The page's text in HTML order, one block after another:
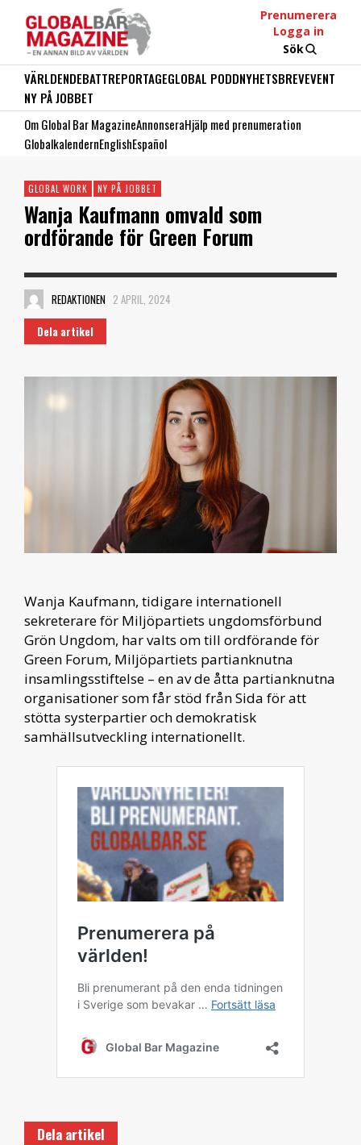
Prenumerera
Logga in
Sök
VÄRLDENDEBATTREPORTAGEGLOBAL PODDNYHETSBREVEVENT
NY PÅ JOBBET
Om Global Bar MagazineAnnonseraHjälp med prenumeration
GlobalkalendernEnglishEspañol
GLOBAL WORK NY PÅ JOBBET
Wanja Kaufmann omvald som
ordförande för Green Forum
REDAKTIONEN 2 APRIL, 2024
Dela artikel
Wanja Kaufmann, tidigare internationell
sekreterare för Miljöpartiets ungdomsförbund
Grön Ungdom, har valts om till ordförande för
Green Forum, Miljöpartiets partianknutna
insamlingsstiftelse – en av de åtta partianknutna
organisationer som får stöd från Sida för att
stötta systerpartier och demokratisk
samhällsutveckling internationellt.
Dela artikel